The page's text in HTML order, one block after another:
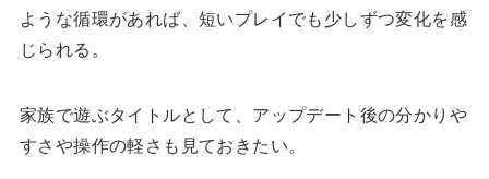
ような循環があれば、短いプレイでも少しずつ変化を感
じられる。
家族で遊ぶタイトルとして、アップデート後の分かりや
すさや操作の軽さも見ておきたい。